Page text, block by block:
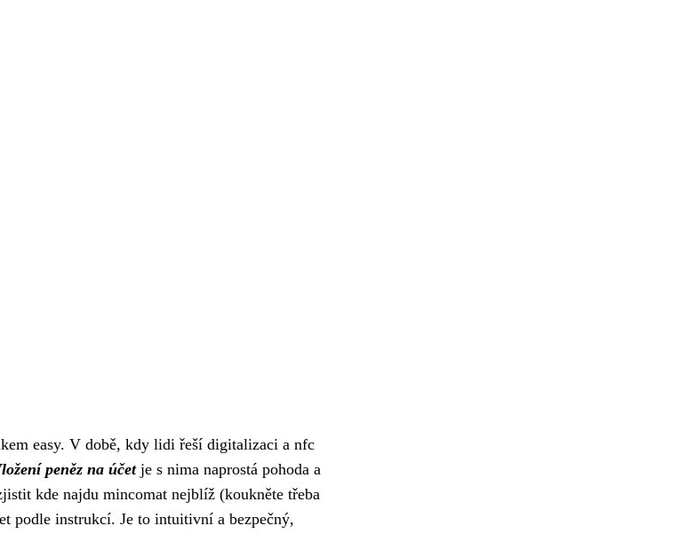
easy. V době, kdy lidi řeší digitalizaci a nfc
peněz na účetje s nima naprostá pohoda a
kde najdu mincomat nejblíž (koukněte třeba
podle instrukcí. Je to intuitivní a bezpečný,